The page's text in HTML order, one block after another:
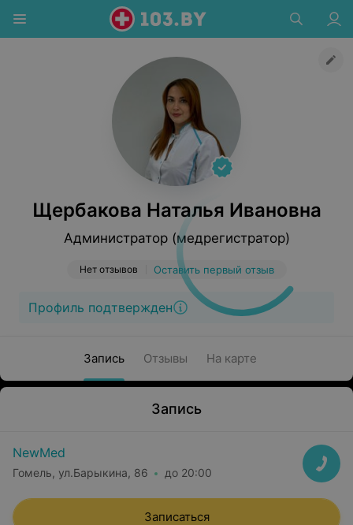
Щербакова Наталья Ивановна
Администратор (медрегистратор)
Нет отзывов Оставить первый отзыв
Профиль подтвержден
Запись Отзывы На карте
Запись
NewMed
Гомель, ул.Барыкина, 86 до 20:00
Записаться